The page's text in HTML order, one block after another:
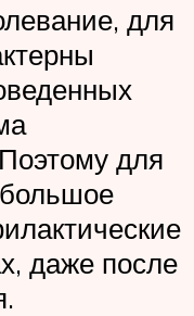
для
для
большое
даже после